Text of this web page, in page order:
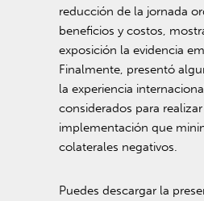
reducción de la jornada
beneficios y costos,
exposición la evidencia
Finalmente, presentó
la experiencia
considerados para
implementación que
colaterales negativos.
Puedes descargar la